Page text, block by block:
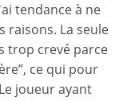
tendance à ne
raisons. La seule
trop crevé parce
ce qui pour
joueur ayant